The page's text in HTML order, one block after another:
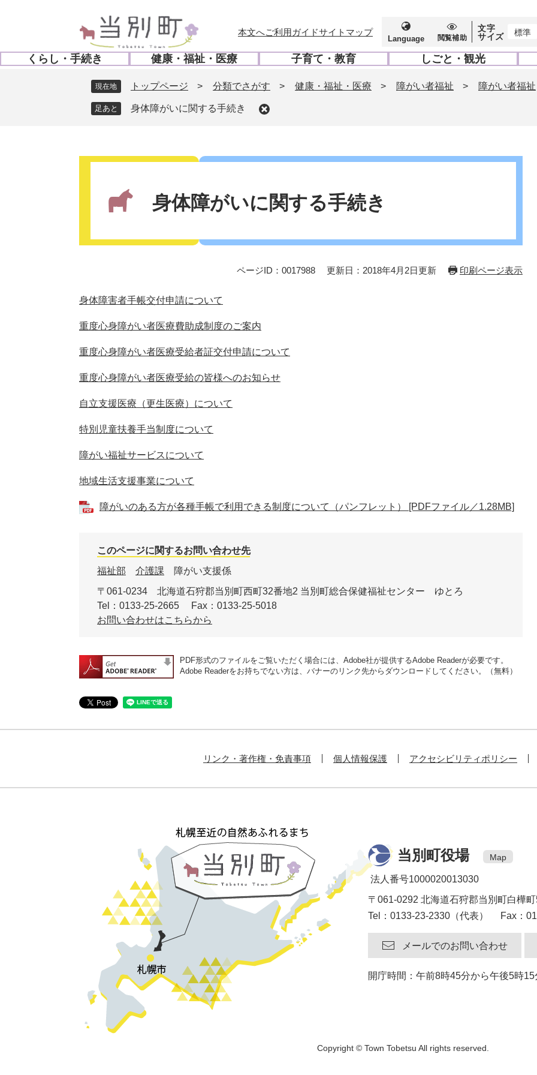
の
先
ー
を
本文へご利用ガイドサイトマップ
Language 閲覧補助
文字
サイズ
標準
くらし・手続き
開
健康・福祉・医療
開
く
子育て・教育
開
く
しごと・観光
開
く
現在地 トップページ > 分類でさがす > 健康・福祉・医療 > 障がい者福祉 > 障がい者福祉
身体障がいに関する手続き
身体障がいに関する手続き
ページID：0017988 更新日：2018年4月2日更新 印刷ページ表示
身体障害者手帳交付申請について
重度心身障がい者医療費助成制度のご案内
重度心身障がい者医療受給者証交付申請について
重度心身障がい者医療受給の皆様へのお知らせ
自立支援医療（更生医療）について
特別児童扶養手当制度について
障がい福祉サービスについて
地域生活支援事業について
障がいのある方が各種手帳で利用できる制度について（パンフレット） [PDFファイル／1.28MB]
このページに関するお問い合わせ先
福祉部
介護課
障がい支援係
〒061-0234
北海道石狩郡当別町西町32番地2 当別町総合保健福祉センター ゆとろ
Tel：0133-25-2665
Fax：0133-25-5018
お問い合わせはこちらから
PDF形式のファイルをご覧いただく場合には、Adobe社が提供するAdobe Readerが必要です。
Adobe Readerをお持ちでない方は、バナーのリンク先からダウンロードしてください。（無料）
リンク・著作権・免責事項 個人情報保護 アクセシビリティポリシー
当別町役場 Map
法人番号1000020013030
〒061-0292 北海道石狩郡当別町白樺
Tel：0133-23-2330（代表） Fax：
メールでのお問い合わせ
開庁時間：午前8時45分から午後5時
Copyright © Town Tobetsu All rights reserved.